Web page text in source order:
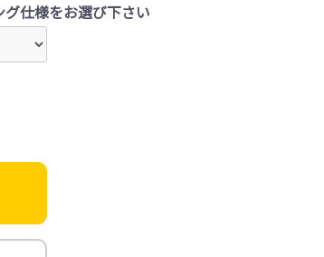
仕様をお選び下さい